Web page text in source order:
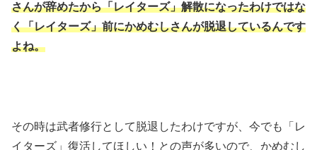
さんが辞めたから「レイターズ」解散になったわけではな
く「レイターズ」前にかめむしさんが脱退しているんです
よね。
その時は武者修行として脱退したわけですが、今でも「レ
イターズ」復活してほしい！との声が多いので、かめむし